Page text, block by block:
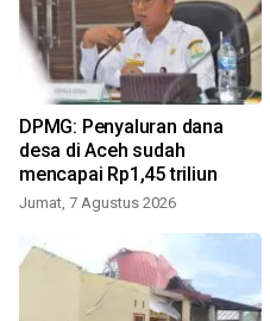
DPMG: Penyaluran dana
desa di Aceh sudah
mencapai Rp1,45 triliun
Jumat, 7 Agustus 2026